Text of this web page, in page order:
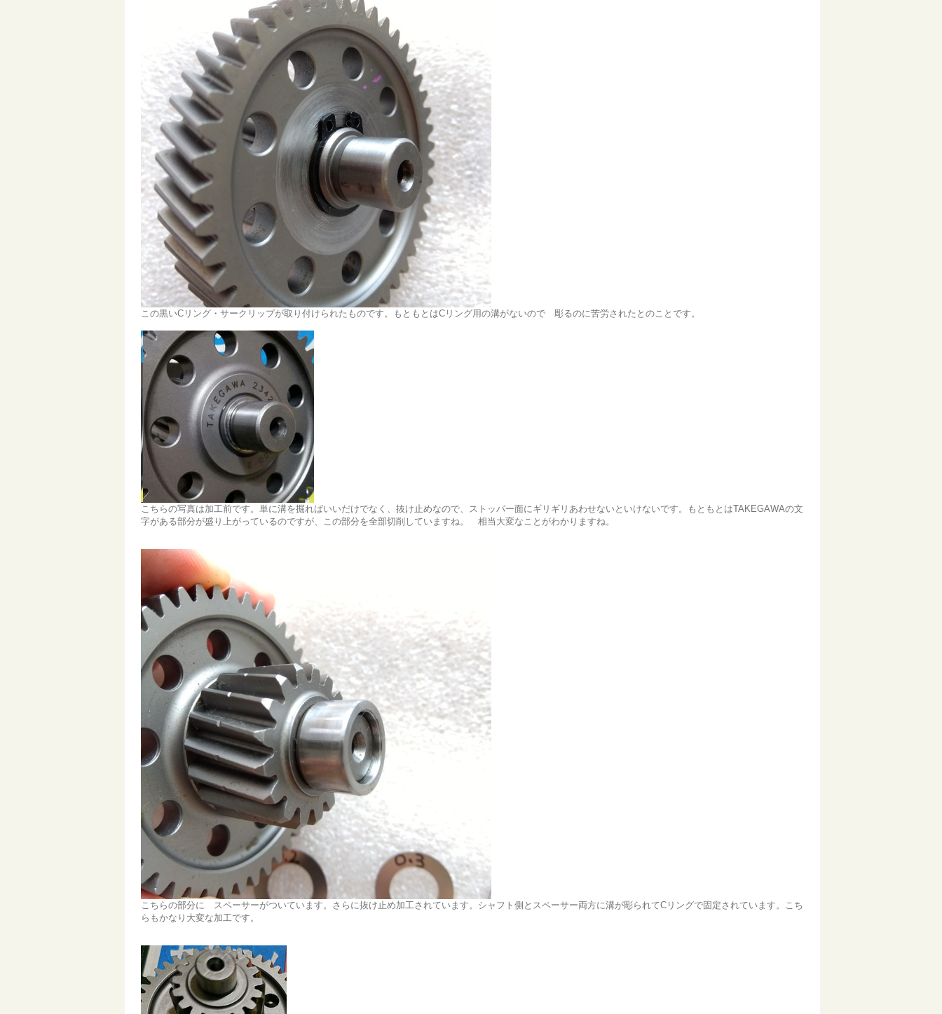
この黒いCリング・サークリップが取り付けられたものです。もともとはCリング用の溝がないので 彫るのに苦労されたとのことです。
こちらの写真は加工前です。単に溝を掘ればいいだけでなく、抜け止めなので、ストッパー面にギリギリあわせないといけないです。もともとはTAKEGAWAの文
字がある部分が盛り上がっているのですが、この部分を全部切削していますね。 相当大変なことがわかりますね。
こちらの部分に スペーサーがついています。さらに抜け止め加工されています。シャフト側とスペーサー両方に溝が彫られてCリングで固定されています。こち
らもかなり大変な加工です。